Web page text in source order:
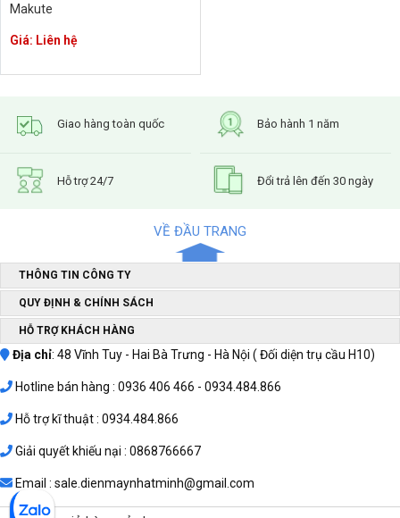
Makute
Giá: Liên hệ
Giao hàng toàn quốc Bảo hành 1 năm
Hỗ trợ 24/7 Đổi trả lên đến 30 ngày
VỀ ĐẦU TRANG
THÔNG TIN CÔNG TY
QUY ĐỊNH & CHÍNH SÁCH
HỖ TRỢ KHÁCH HÀNG
Địa chỉ: 48 Vĩnh Tuy - Hai Bà Trưng - Hà Nội ( Đối diện trụ cầu H10)
Hotline bán hàng : 0936 406 466 - 0934.484.866
Hỗ trợ kĩ thuật : 0934.484.866
Giải quyết khiếu nại : 0868766667
Email : sale.dienmaynhatminh@gmail.com